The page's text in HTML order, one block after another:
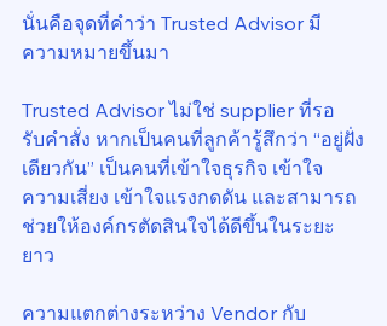
นั่นคือจุดที่คำว่า Trusted Advisor มี
ความหมายขึ้นมา
Trusted Advisor ไม่ใช่ supplier ที่รอ
รับคำสั่ง หากเป็นคนที่ลูกค้ารู้สึกว่า “อยู่ฝั่ง
เดียวกัน” เป็นคนที่เข้าใจธุรกิจ เข้าใจ
ความเสี่ยง เข้าใจแรงกดดัน และสามารถ
ช่วยให้องค์กรตัดสินใจได้ดีขึ้นในระยะ
ยาว
ความแตกต่างระหว่าง Vendor กับ